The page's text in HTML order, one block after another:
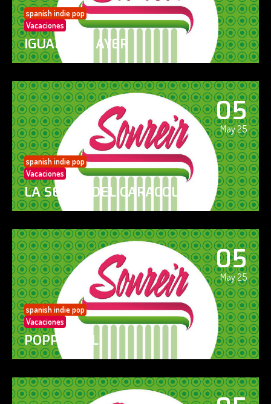
spanish indie pop
Vacaciones
IGUAL QUE AYER
05
May 25
spanish indie pop
Vacaciones
LA SENDA DEL CARACOL
05
May 25
spanish indie pop
Vacaciones
POPPY GIRL